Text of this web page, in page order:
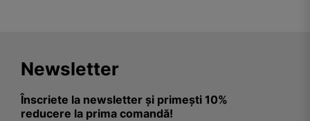
Newsletter
Înscriete la newsletter și primești 10%
reducere la prima comandă!